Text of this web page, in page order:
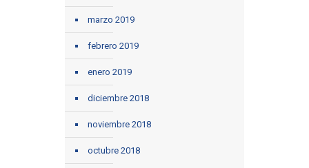
marzo 2019
febrero 2019
enero 2019
diciembre 2018
noviembre 2018
octubre 2018